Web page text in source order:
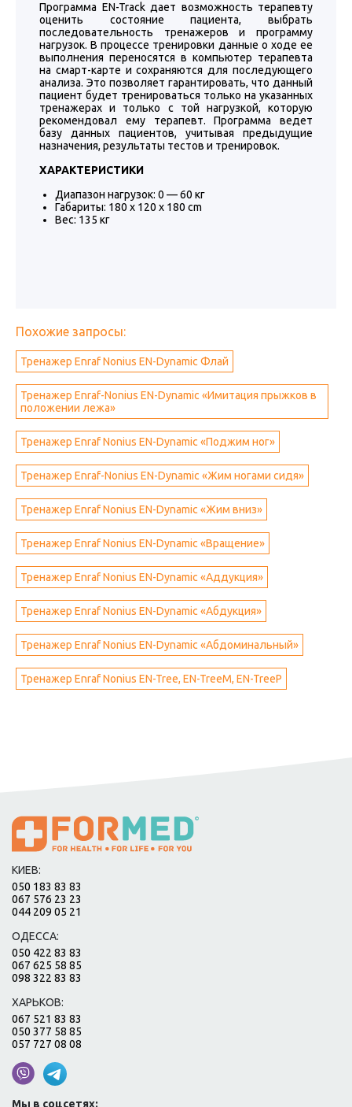
Программа EN-Track дает возможность терапевту
оценить состояние пациента, выбрать
последовательность тренажеров и программу
нагрузок. В процессе тренировки данные о ходе ее
выполнения переносятся в компьютер терапевта
на смарт-карте и сохраняются для последующего
анализа. Это позволяет гарантировать, что данный
пациент будет тренироваться только на указанных
тренажерах и только с той нагрузкой, которую
рекомендовал ему терапевт. Программа ведет
базу данных пациентов, учитывая предыдущие
назначения, результаты тестов и тренировок.
ХАРАКТЕРИСТИКИ
Диапазон нагрузок: 0 — 60 кг
Габариты: 180 x 120 x 180 cm
Вес: 135 кг
Похожие запросы:
Тренажер Enraf Nonius EN-Dynamic Флай
Тренажер Enraf-Nonius EN-Dynamic «Имитация прыжков в
положении лежа»
Тренажер Enraf Nonius EN-Dynamic «Поджим ног»
Тренажер Enraf-Nonius EN-Dynamic «Жим ногами сидя»
Тренажер Enraf Nonius EN-Dynamic «Жим вниз»
Тренажер Enraf Nonius EN-Dynamic «Вращение»
Тренажер Enraf Nonius EN-Dynamic «Аддукция»
Тренажер Enraf Nonius EN-Dynamic «Абдукция»
Тренажер Enraf Nonius EN-Dynamic «Абдоминальный»
Тренажер Enraf Nonius EN-Tree, EN-TreeM, EN-TreeP
КИЕВ:
050 183 83 83
067 576 23 23
044 209 05 21
ОДЕССА:
050 422 83 83
067 625 58 85
098 322 83 83
ХАРЬКОВ:
067 521 83 83
050 377 58 85
057 727 08 08
Мы в соцсетях: